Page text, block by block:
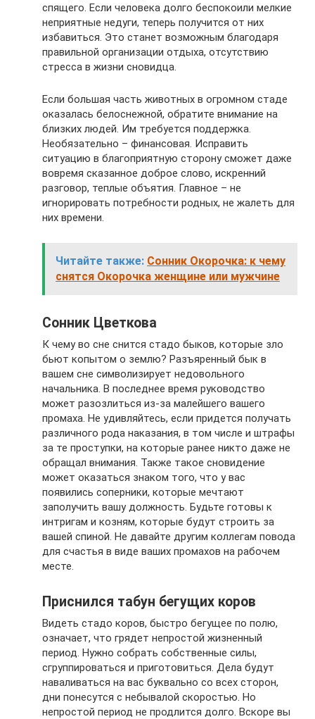
спящего. Если человека долго беспокоили мелкие
неприятные недуги, теперь получится от них
избавиться. Это станет возможным благодаря
правильной организации отдыха, отсутствию
стресса в жизни сновидца.
Если большая часть животных в огромном стаде
оказалась белоснежной, обратите внимание на
близких людей. Им требуется поддержка.
Необязательно – финансовая. Исправить
ситуацию в благоприятную сторону сможет даже
вовремя сказанное доброе слово, искренний
разговор, теплые объятия. Главное – не
игнорировать потребности родных, не жалеть для
них времени.
Читайте также: Сонник Окорочка: к чему
снятся Окорочка женщине или мужчине
Сонник Цветкова
К чему во сне снится стадо быков, которые зло
бьют копытом о землю? Разъяренный бык в
вашем сне символизирует недовольного
начальника. В последнее время руководство
может разозлиться из-за малейшего вашего
промаха. Не удивляйтесь, если придется получать
различного рода наказания, в том числе и штрафы
за те проступки, на которые ранее никто даже не
обращал внимания. Также такое сновидение
может оказаться знаком того, что у вас
появились соперники, которые мечтают
заполучить вашу должность. Будьте готовы к
интригам и козням, которые будут строить за
вашей спиной. Не давайте другим коллегам повода
для счастья в виде ваших промахов на рабочем
месте.
Приснился табун бегущих коров
Видеть стадо коров, быстро бегущее по полю,
означает, что грядет непростой жизненный
период. Нужно собрать собственные силы,
сгруппироваться и приготовиться. Дела будут
наваливаться на вас буквально со всех сторон,
дни понесутся с небывалой скоростью. Но
непростой период не продлится долго. Вскоре вы